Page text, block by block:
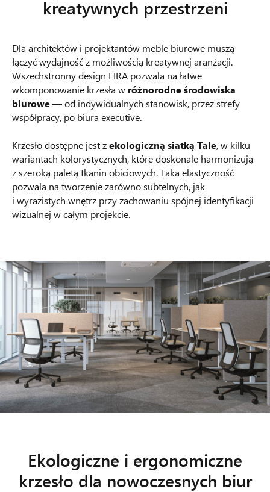
kreatywnych przestrzeni
Dla architektów i projektantów meble biurowe muszą
łączyć wydajność z możliwością kreatywnej aranżacji.
Wszechstronny design EIRA pozwala na łatwe
wkomponowanie krzesła w różnorodne środowiska
biurowe— od indywidualnych stanowisk, przez strefy
współpracy, po biura executive.
Krzesło dostępne jest zekologiczną siatką Tale, w kilku
wariantach kolorystycznych, które doskonale harmonizują
z szeroką paletą tkanin obiciowych. Taka elastyczność
pozwala na tworzenie zarówno subtelnych, jak
i wyrazistych wnętrz przy zachowaniu spójnej identyfikacji
wizualnej w całym projekcie.
Ekologiczne i ergonomiczne
krzesło dla nowoczesnych biur